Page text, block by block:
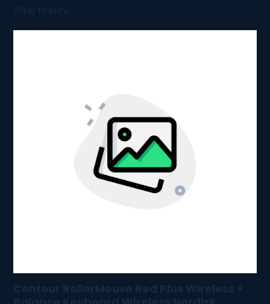
Tilføj til kurv
Contour RollerMouse Red Plus Wireless +